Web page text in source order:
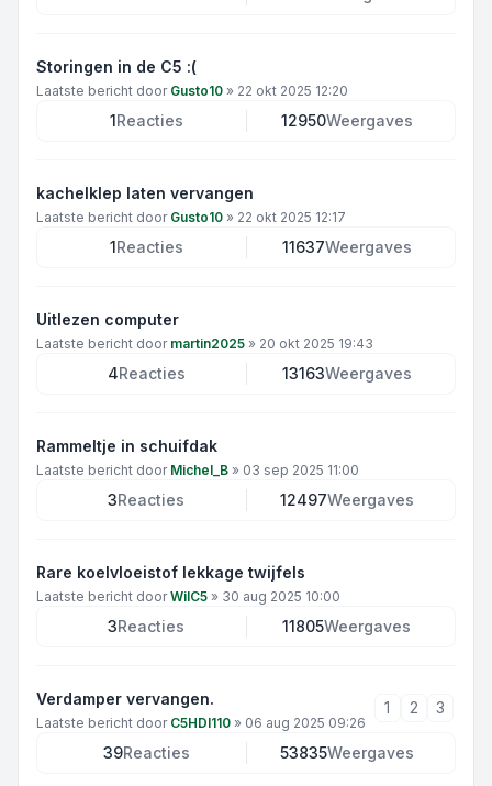
Storingen in de C5 :(
Laatste bericht door Gusto10 » 22 okt 2025 12:20
1Reacties 12950Weergaves
kachelklep laten vervangen
Laatste bericht door Gusto10 » 22 okt 2025 12:17
1Reacties 11637Weergaves
Uitlezen computer
Laatste bericht door martin2025 » 20 okt 2025 19:43
4Reacties 13163Weergaves
Rammeltje in schuifdak
Laatste bericht door Michel_B » 03 sep 2025 11:00
3Reacties 12497Weergaves
Rare koelvloeistof lekkage twijfels
Laatste bericht doorWilC5 » 30 aug 2025 10:00
3Reacties 11805Weergaves
Verdamper vervangen.
Laatste bericht door C5HDI110 » 06 aug 2025 09:26
1 2 3
39Reacties 53835Weergaves